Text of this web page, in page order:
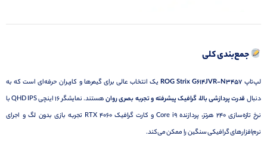
جمع‌بندی کلی
لپ‌تاپ ROG Strix G614JVR-N3457یک انتخاب عالی برای گیمرها و کاربران حرفه‌ای است که به
دنبال قدرت پردازشی بالا، گرافیک پیشرفته و تجربه بصری روان
هستند. نمایشگر 16 اینچی QHD IPS با
نرخ تازه‌سازی 240 هرتز، پردازنده Core i9 و کارت گرافیک RTX 4060 تجربه بازی بدون لگ و اجرای
نرم‌افزارهای گرافیکی سنگین را ممکن می‌کند.